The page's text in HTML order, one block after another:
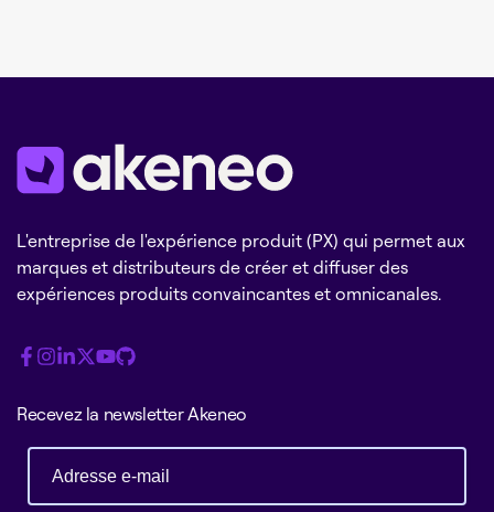
L'entreprise de l'expérience produit (PX) qui permet aux
marques et distributeurs de créer et diffuser des
expériences produits convaincantes et omnicanales.
Recevez la newsletter Akeneo